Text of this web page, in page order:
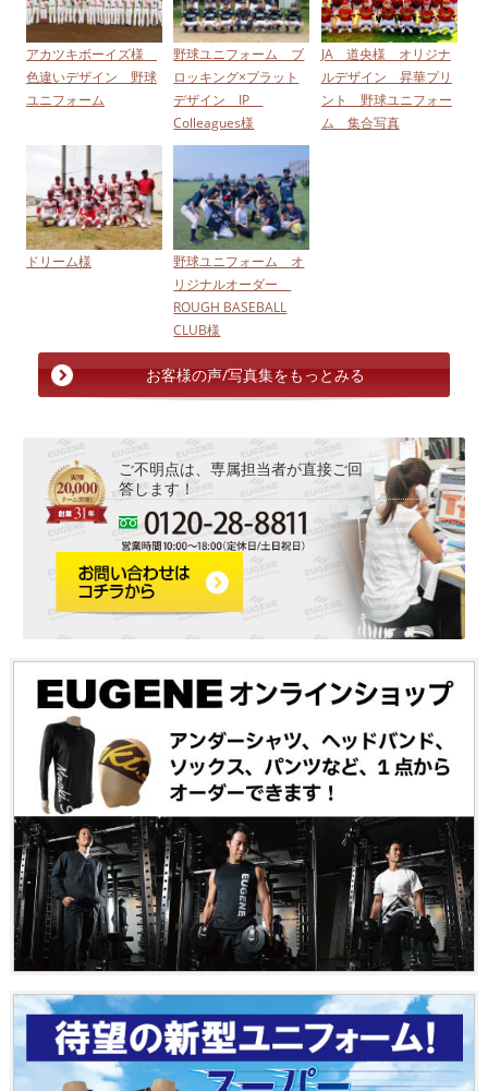
アカツキボーイズ様
色違いデザイン 野球
ユニフォーム
野球ユニフォーム ブ
ロッキング×プラット
デザイン IP
Colleagues様
JA 道央様 オリジナ
ルデザイン 昇華プリ
ント 野球ユニフォー
ム 集合写真
ドリーム様
野球ユニフォーム オ
リジナルオーダー
ROUGH BASEBALL
CLUB様
お客様の声/写真集をもっとみる
ご不明点は、専属担当者が直接ご回
答します！